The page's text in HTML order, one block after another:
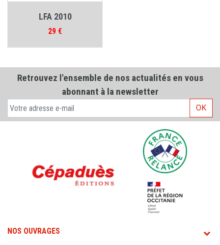
LFA 2010
Prix
29 €
Retrouvez l'ensemble de nos actualités en vous
abonnant à la newsletter
OK
NOS OUVRAGES